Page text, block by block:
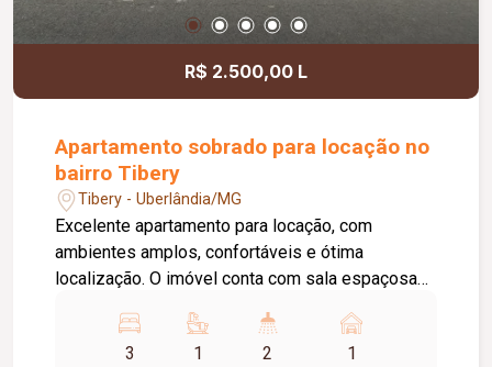
R$ 2.500,00 L
Apartamento sobrado para locação no
bairro Tibery
Tibery - Uberlândia/MG
Excelente apartamento para locação, com
ambientes amplos, confortáveis e ótima
localização. O imóvel conta com sala espaçosa
cooktop e mesa fixa em pedra, além de área de
serviço ampla e funcional. São 03 quartos, sendo
3 1 2 1